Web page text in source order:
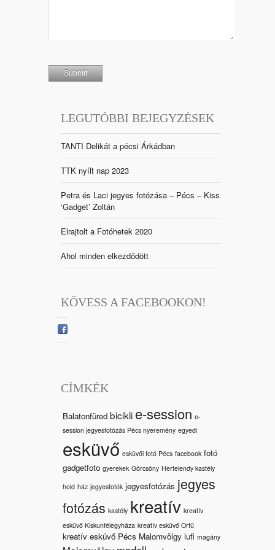
LEGUTÓBBI BEJEGYZÉSEK
TANTI Delikát a pécsi Árkádban
TTK nyílt nap 2023
Petra és Laci jegyes fotózása – Pécs – Kiss
‘Gadget’ Zoltán
Elrajtolt a Fotóhetek 2020
Ahol minden elkezdődött
KÖVESS A FACEBOOKON!
CÍMKÉK
Balatonfüred bicikli e-session e-
session jegyesfotózás Pécs nyeremény egyedi
esküvő esküvői fotó Pécs facebook fotó
gadgetfoto gyerekek Görcsöny Hertelendy kastély
hold ház jegyesfotók jegyesfotózás jegyes
fotózás kastély kreatív kreatív
esküvő Kiskunfélegyháza kreatív esküvő Orfű
kreatív esküvő Pécs Malomvölgy lufi magány